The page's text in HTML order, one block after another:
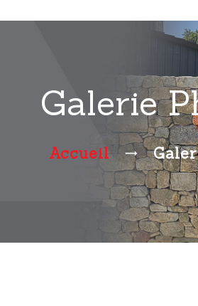
Galerie
Accueil